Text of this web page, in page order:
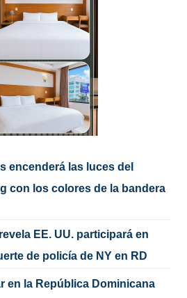
encenderá las luces del
con los colores de la bandera
EE. UU. participará en
de policía de NY en RD
en la República Dominicana